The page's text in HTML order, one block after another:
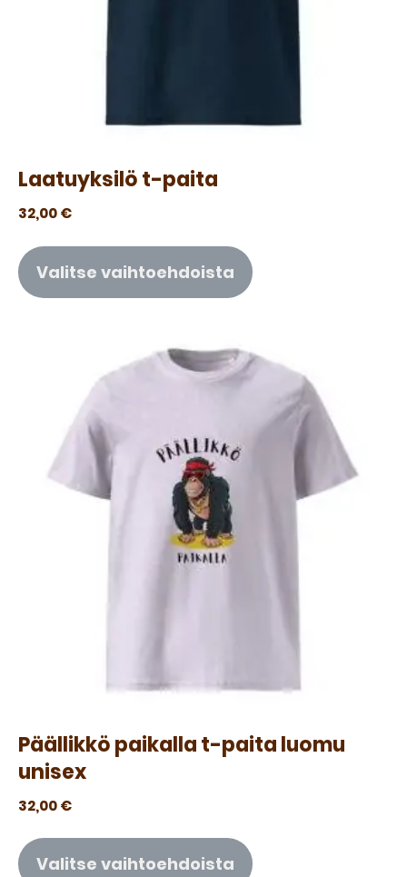
Laatuyksilö t-paita
32,00€
Valitse vaihtoehdoista
Päällikkö paikalla t-paita luomu
unisex
32,00€
Valitse vaihtoehdoista